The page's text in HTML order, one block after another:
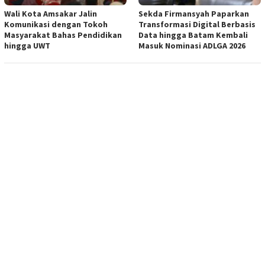
Wali Kota Amsakar Jalin
Komunikasi dengan Tokoh
Masyarakat Bahas Pendidikan
hingga UWT
Sekda Firmansyah Paparkan
Transformasi Digital Berbasis
Data hingga Batam Kembali
Masuk Nominasi ADLGA 2026